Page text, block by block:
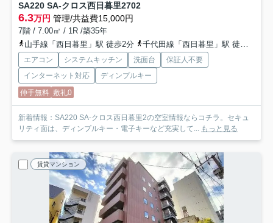
SA220 SA-クロス西日暮里2702
6.3万円 管理/共益費15,000円
7階 / 7.00㎡ / 1R /築35年
山手線「西日暮里」駅 徒歩2分
千代田線「西日暮里」駅 徒歩2分
エアコン システムキッチン 洗面台
保証人不要
インターネット対応
ディンプルキー
仲手無料 敷礼0
新着情報：SA220 SA-クロス西日暮里2の空室情報ならコチラ。セキュ
リティ面は、ディンプルキー・電子キーなど充実して... もっと見る
賃貸マンション